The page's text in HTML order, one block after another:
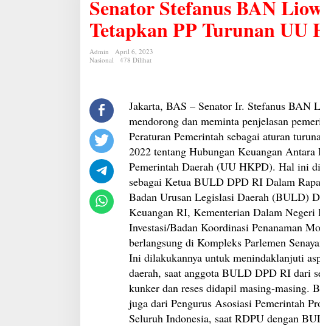
Liow:
Pemerintah
Segera
Tetapkan
Senator Stefanus BAN
Tetapkan PP Turunan
Admin
April 6, 2023
Nasional
478 Dilihat
Jakarta, BAS – Senator Ir. Stefanus
mendorong dan meminta penjelasan
Peraturan Pemerintah sebagai aturan
2022 tentang Hubungan Keuangan Antara
Pemerintah Daerah (UU HKPD). Hal ini
sebagai Ketua BULD DPD RI Dalam
Badan Urusan Legislasi Daerah (BULD)
Keuangan RI, Kementerian Dalam Negeri
Investasi/Badan Koordinasi Penanaman
berlangsung di Kompleks Parlemen
Ini dilakukannya untuk menindaklanjuti
daerah, saat anggota BULD DPD RI dari
kunker dan reses didapil masing-masing.
juga dari Pengurus Asosiasi Pemerintah
Seluruh Indonesia, saat RDPU dengan